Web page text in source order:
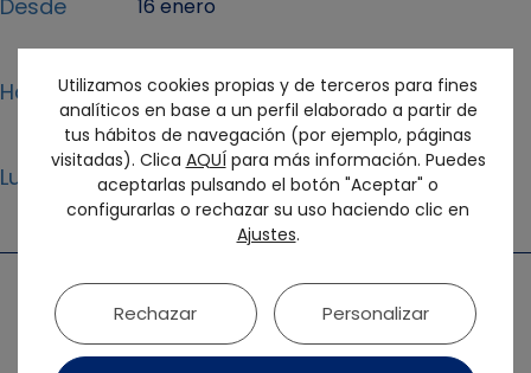
Desde 16 enero
Hasta 31 enero
Lugar
Utilizamos cookies propias y de terceros para fines
analíticos en base a un perfil elaborado a partir de
tus hábitos de navegación (por ejemplo, páginas
visitadas). Clica AQUÍ para más información. Puedes
aceptarlas pulsando el botón "Aceptar" o
configurarlas o rechazar su uso haciendo clic en
Ajustes.
Rechazar Personalizar